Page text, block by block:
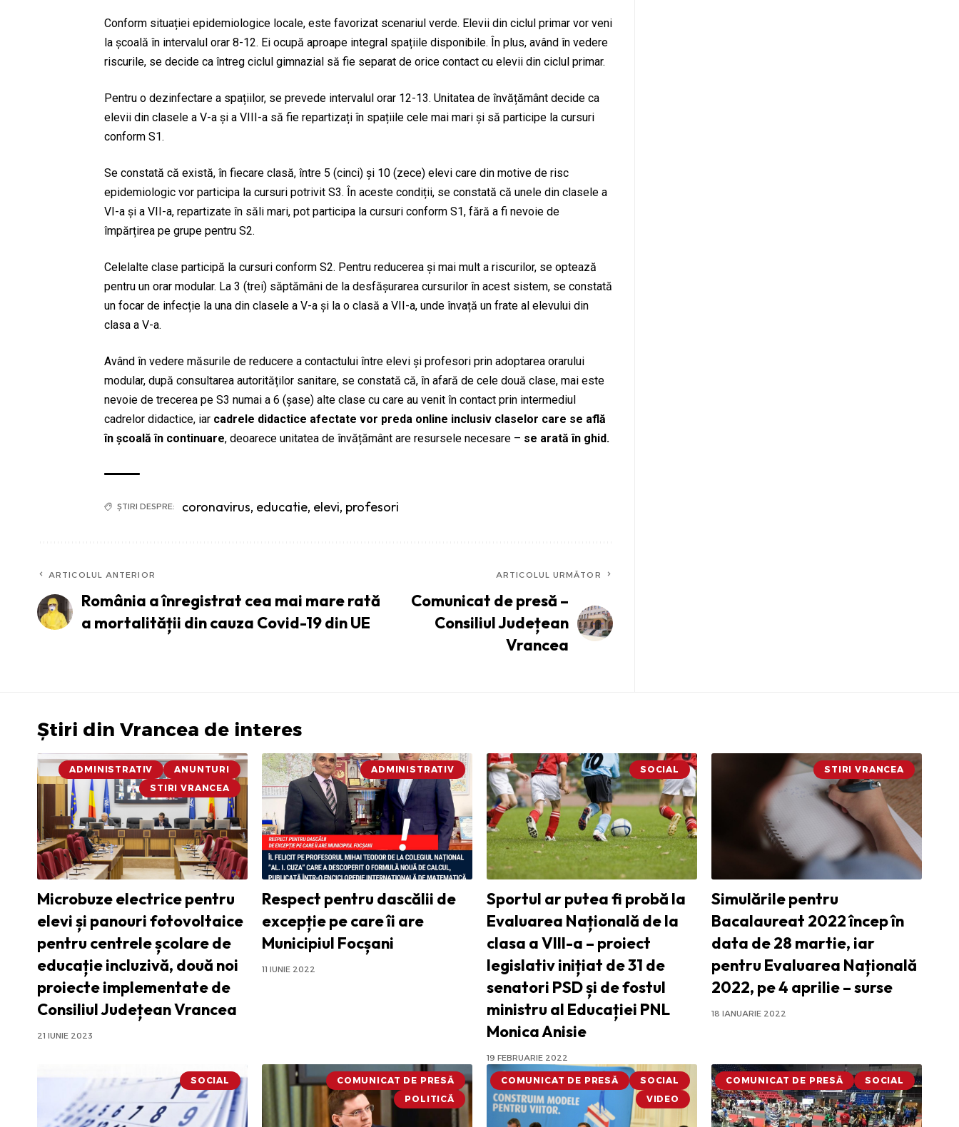
Conform situației epidemiologice locale, este favorizat scenariul verde. Elevii din ciclul primar vor veni
la școală în intervalul orar 8-12. Ei ocupă aproape integral spațiile disponibile. În plus, având în vedere
riscurile, se decide ca întreg ciclul gimnazial să fie separat de orice contact cu elevii din ciclul primar.
Pentru o dezinfectare a spațiilor, se prevede intervalul orar 12-13. Unitatea de învățământ decide ca
elevii din clasele a V-a și a VIII-a să fie repartizați în spațiile cele mai mari și să participe la cursuri
conform S1.
Se constată că există, în fiecare clasă, între 5 (cinci) și 10 (zece) elevi care din motive de risc
epidemiologic vor participa la cursuri potrivit S3. În aceste condiții, se constată că unele din clasele a
VI-a și a VII-a, repartizate în săli mari, pot participa la cursuri conform S1, fără a fi nevoie de
împărțirea pe grupe pentru S2.
Celelalte clase participă la cursuri conform S2. Pentru reducerea și mai mult a riscurilor, se optează
pentru un orar modular. La 3 (trei) săptămâni de la desfășurarea cursurilor în acest sistem, se constată
un focar de infecție la una din clasele a V-a și la o clasă a VII-a, unde învață un frate al elevului din
clasa a V-a.
Având în vedere măsurile de reducere a contactului între elevi și profesori prin adoptarea orarului
modular, după consultarea autorităților sanitare, se constată că, în afară de cele două clase, mai este
nevoie de trecerea pe S3 numai a 6 (șase) alte clase cu care au venit în contact prin intermediul
cadrelor didactice, iar cadrele didactice afectate vor preda online inclusiv claselor care se află
în școală în continuare, deoarece unitatea de învățământ are resursele necesare – se arată în ghid.
ȘTIRI DESPRE: coronavirus, educatie, elevi, profesori
ARTICOLUL ANTERIOR
România a înregistrat cea mai mare rată
a mortalității din cauza Covid-19 din UE
ARTICOLUL URMĂTOR
Comunicat de presă –
Consiliul Județean
Vrancea
Știri din Vrancea de interes
ADMINISTRATIV
ANUNTURI
STIRI VRANCEA
Microbuze electrice pentru
elevi și panouri fotovoltaice
pentru centrele școlare de
educație incluzivă, două noi
proiecte implementate de
Consiliul Județean Vrancea
21 IUNIE 2023
ADMINISTRATIV
Respect pentru dascălii de
excepție pe care îi are
Municipiul Focșani
11 IUNIE 2022
SOCIAL
Sportul ar putea fi probă la
Evaluarea Națională de la
clasa a VIII-a – proiect
legislativ inițiat de 31 de
senatori PSD și de fostul
ministru al Educației PNL
Monica Anisie
19 FEBRUARIE 2022
STIRI VRANCEA
Simulările pentru
Bacalaureat 2022 încep în
data de 28 martie, iar
pentru Evaluarea Națională
2022, pe 4 aprilie – surse
18 IANUARIE 2022
SOCIAL
COMUNICAT DE PRESĂ
POLITICĂ
COMUNICAT DE PRESĂ
SOCIAL
VIDEO
COMUNICAT DE PRESĂ SOCIAL